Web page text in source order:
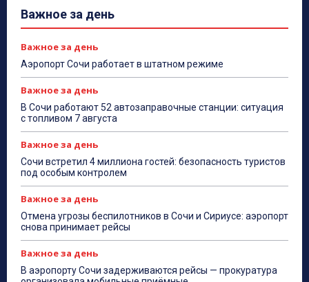
Важное за день
Важное за день
Аэропорт Сочи работает в штатном режиме
Важное за день
В Сочи работают 52 автозаправочные станции: ситуация
с топливом 7 августа
Важное за день
Сочи встретил 4 миллиона гостей: безопасность туристов
под особым контролем
Важное за день
Отмена угрозы беспилотников в Сочи и Сириусе: аэропорт
снова принимает рейсы
Важное за день
В аэропорту Сочи задерживаются рейсы — прокуратура